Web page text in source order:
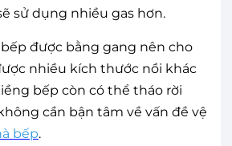
sử dụng nhiều gas hơn.
được bằng gang nên cho
nhiều kích thước nồi khác
bếp còn có thể tháo rời
cần bận tâm về vấn đề vệ
bếp.